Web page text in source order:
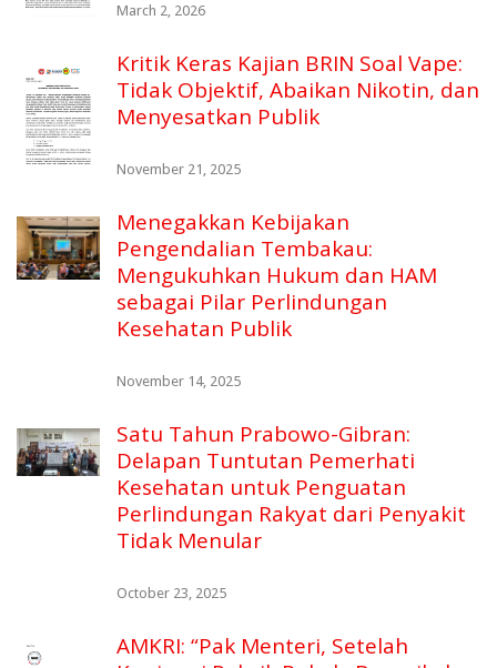
March 2, 2026
Kritik Keras Kajian BRIN Soal Vape:
Tidak Objektif, Abaikan Nikotin, dan
Menyesatkan Publik
November 21, 2025
Menegakkan Kebijakan
Pengendalian Tembakau:
Mengukuhkan Hukum dan HAM
sebagai Pilar Perlindungan
Kesehatan Publik
November 14, 2025
Satu Tahun Prabowo-Gibran:
Delapan Tuntutan Pemerhati
Kesehatan untuk Penguatan
Perlindungan Rakyat dari Penyakit
Tidak Menular
October 23, 2025
AMKRI: “Pak Menteri, Setelah